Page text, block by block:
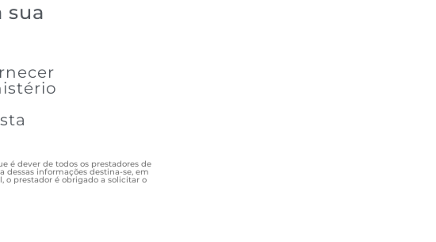
sua
é dever de todos os prestadores de
dessas informações destina-se, em
o prestador é obrigado a solicitar o